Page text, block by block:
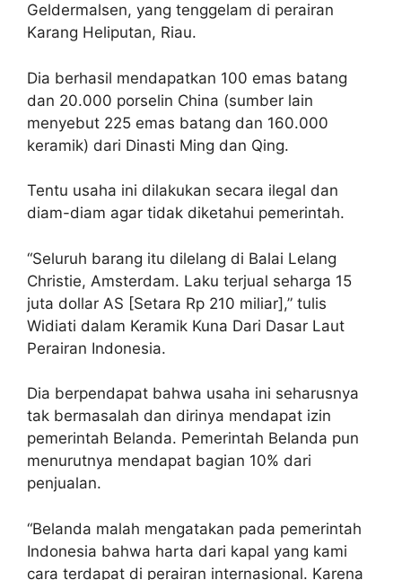
Geldermalsen, yang tenggelam di perairan
Karang Heliputan, Riau.
Dia berhasil mendapatkan 100 emas batang
dan 20.000 porselin China (sumber lain
menyebut 225 emas batang dan 160.000
keramik) dari Dinasti Ming dan Qing.
Tentu usaha ini dilakukan secara ilegal dan
diam-diam agar tidak diketahui pemerintah.
“Seluruh barang itu dilelang di Balai Lelang
Christie, Amsterdam. Laku terjual seharga 15
juta dollar AS [Setara Rp 210 miliar],” tulis
Widiati dalam Keramik Kuna Dari Dasar Laut
Perairan Indonesia.
Dia berpendapat bahwa usaha ini seharusnya
tak bermasalah dan dirinya mendapat izin
pemerintah Belanda. Pemerintah Belanda pun
menurutnya mendapat bagian 10% dari
penjualan.
“Belanda malah mengatakan pada pemerintah
Indonesia bahwa harta dari kapal yang kami
cara terdapat di perairan internasional. Karena